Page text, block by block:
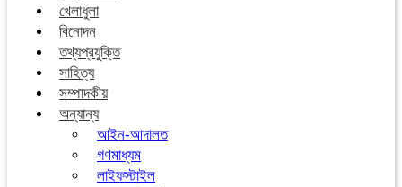
খেলাধুলা
বিনোদন
তথ্যপ্রযুক্তি
সাহিত্য
সম্পাদকীয়
অন্যান্য
আইন-আদালত
গণমাধ্যম
লাইফস্টাইল